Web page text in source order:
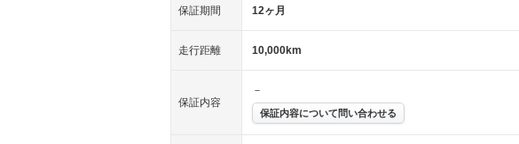
保証期間 12ヶ月
走行距離 10,000km
保証内容
－
保証内容について問い合わせる